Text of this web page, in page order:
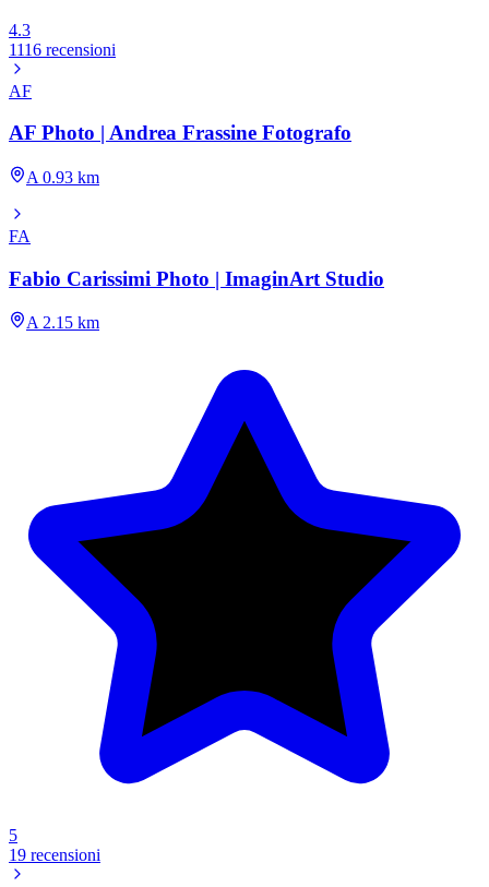
4.3
1116 recensioni
AF
AF Photo | Andrea Frassine Fotografo
A 0.93 km
FA
Fabio Carissimi Photo | ImaginArt Studio
A 2.15 km
5
19 recensioni